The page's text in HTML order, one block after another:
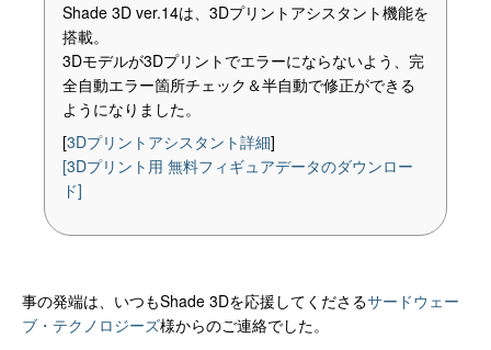
Shade 3D ver.14は、3Dプリントアシスタント機能を
搭載。
3Dモデルが3Dプリントでエラーにならないよう、完
全自動エラー箇所チェック＆半自動で修正ができる
ようになりました。
[3Dプリントアシスタント詳細]
[3Dプリント用 無料フィギュアデータのダウンロー
ド]
事の発端は、いつもShade 3Dを応援してくださるサードウェー
ブ・テクノロジーズ様からのご連絡でした。